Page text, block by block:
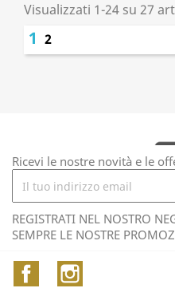
Visualizzati 1-24 su 27
1 2
Ricevi le nostre novità e le
REGISTRATI NEL NOSTRO
SEMPRE LE NOSTRE
Facebook